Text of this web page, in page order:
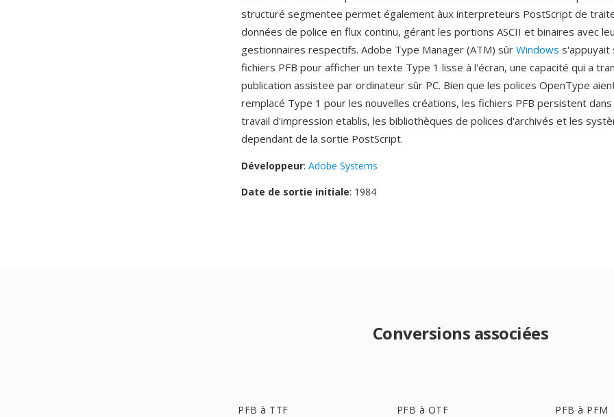
structuré segmentee permet également àux interpreteurs PostScript de
données de police en flux continu, gérant les portions ASCII et binaires avec
gestionnaires respectifs. Adobe Type Manager (ATM) sûr Windows s'appuyait
fichiers PFB pour afficher un texte Type 1 lisse à l'écran, une capacité qui a
publication assistee par ordinateur sûr PC. Bien que les polices OpenType
remplacé Type 1 pour les nouvelles créations, les fichiers PFB persistent
travail d'impression etablis, les bibliothèques de polices d'archivés et les
dependant de la sortie PostScript.
Développeur: Adobe Systems
Date de sortie initiale: 1984
Conversions associées
PFB à TTF PFB à OTF PFB à PFM